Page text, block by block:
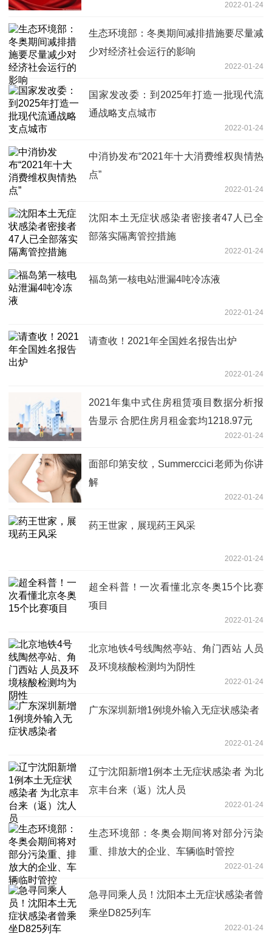
2022-01-24
生态环境部：冬奥期间减排措施要尽量减
少对经济社会运行的影响
2022-01-24
国家发改委：到2025年打造一批现代流
通战略支点城市
2022-01-24
中消协发布“2021年十大消费维权舆情热
点”
2022-01-24
沈阳本土无症状感染者密接者47人已全
部落实隔离管控措施
2022-01-24
福岛第一核电站泄漏4吨冷冻液
2022-01-24
请查收！2021年全国姓名报告出炉
2022-01-24
2021年集中式住房租赁项目数据分析报
告显示 合肥住房月租金套均1218.97元
2022-01-24
面部印第安纹，Summerccici老师为你讲
解
2022-01-24
药王世家，展现药王风采
2022-01-24
超全科普！一次看懂北京冬奥15个比赛
项目
2022-01-24
北京地铁4号线陶然亭站、角门西站 人员
及环境核酸检测均为阴性
2022-01-24
广东深圳新增1例境外输入无症状感染者
2022-01-24
辽宁沈阳新增1例本土无症状感染者 为北
京丰台来（返）沈人员
2022-01-24
生态环境部：冬奥会期间将对部分污染
重、排放大的企业、车辆临时管控
2022-01-24
急寻同乘人员！沈阳本土无症状感染者曾
乘坐D825列车
2022-01-24